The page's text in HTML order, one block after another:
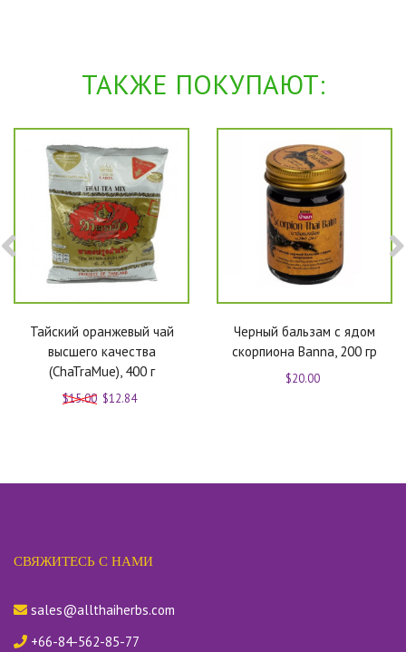
ТАКЖЕ ПОКУПАЮТ:
Тайский оранжевый чай
высшего качества
(ChaTraMue), 400 г
$15.00 $12.84
Черный бальзам с ядом
скорпиона Banna, 200 гр
$20.00
СВЯЖИТЕСЬ С НАМИ
sales@allthaiherbs.com
+66-84-562-85-77